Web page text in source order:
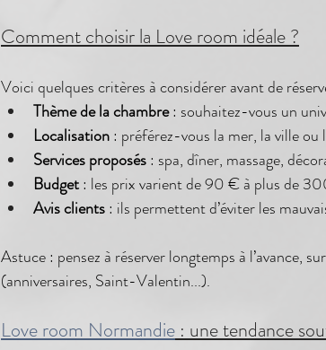
Comment choisir la Love room idéale ?
Voici quelques critères à considérer avant de
Thème de la chambre : souhaitez-vous un
Localisation : préférez-vous la mer, la ville ou
Services proposés : spa, dîner, massage,
Budget : les prix varient de 90 € à plus de
Avis clients : ils permettent d’éviter les
Astuce : pensez à réserver longtemps à l’avance,
(anniversaires, Saint-Valentin...).
Love room Normandie : une tendance